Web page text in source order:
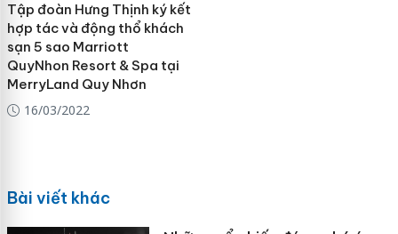
Tập đoàn Hưng Thịnh ký kết
hợp tác và động thổ khách
sạn 5 sao Marriott
QuyNhon Resort & Spa tại
MerryLand Quy Nhơn
16/03/2022
Bài viết khác